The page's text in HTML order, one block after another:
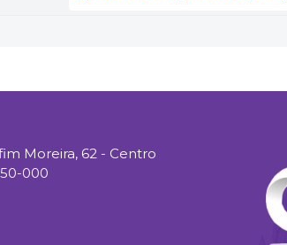
Moreira, 62 - Centro
000